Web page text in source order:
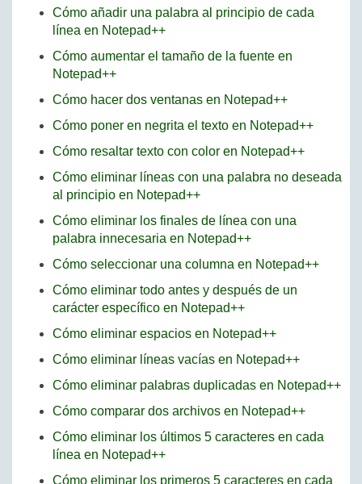
Cómo añadir una palabra al principio de cada
línea en Notepad++
Cómo aumentar el tamaño de la fuente en
Notepad++
Cómo hacer dos ventanas en Notepad++
Cómo poner en negrita el texto en Notepad++
Cómo resaltar texto con color en Notepad++
Cómo eliminar líneas con una palabra no deseada
al principio en Notepad++
Cómo eliminar los finales de línea con una
palabra innecesaria en Notepad++
Cómo seleccionar una columna en Notepad++
Cómo eliminar todo antes y después de un
carácter específico en Notepad++
Cómo eliminar espacios en Notepad++
Cómo eliminar líneas vacías en Notepad++
Cómo eliminar palabras duplicadas en Notepad++
Cómo comparar dos archivos en Notepad++
Cómo eliminar los últimos 5 caracteres en cada
línea en Notepad++
Cómo eliminar los primeros 5 caracteres en cada